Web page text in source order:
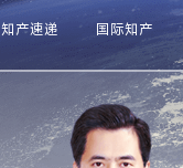
知产速递 国际知产